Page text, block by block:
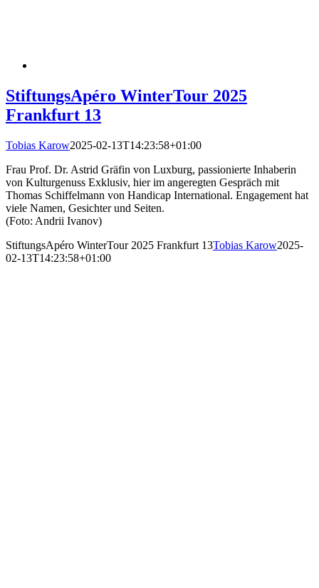
StiftungsApéro WinterTour 2025
Frankfurt 13
Tobias Karow2025-02-13T14:23:58+01:00
Frau Prof. Dr. Astrid Gräfin von Luxburg, passionierte Inhaberin
von Kulturgenuss Exklusiv, hier im angeregten Gespräch mit
Thomas Schiffelmann von Handicap International. Engagement hat
viele Namen, Gesichter und Seiten.
(Foto: Andrii Ivanov)
StiftungsApéro WinterTour 2025 Frankfurt 13Tobias Karow2025-
02-13T14:23:58+01:00